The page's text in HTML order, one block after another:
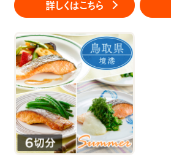
詳しくはこちら